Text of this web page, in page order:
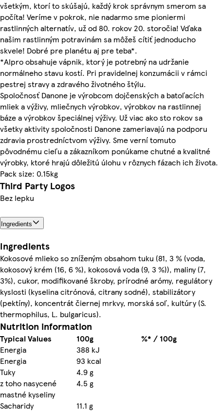
všetkým, ktorí to skúšajú, každý krok správnym smerom sa
počíta! Veríme v pokrok, nie nadarmo sme pioniermi
rastlinných alternatív, už od 80. rokov 20. storočia! Vďaka
našim rastlinným potravinám sa môžeš cítiť jednoducho
skvele! Dobré pre planétu aj pre teba*.
*Alpro obsahuje vápnik, ktorý je potrebný na udržanie
normálneho stavu kostí. Pri pravidelnej konzumácii v rámci
pestrej stravy a zdravého životného štýlu.
Spoločnosť Danone je výrobcom dojčenských a batoľacích
mliek a výživy, mliečnych výrobkov, výrobkov na rastlinnej
báze a výrobkov špeciálnej výživy. Už viac ako sto rokov sa
všetky aktivity spoločnosti Danone zameriavajú na podporu
zdravia prostredníctvom výživy. Sme verní tomuto
pôvodnému cieľu a zákazníkom ponúkame chutné a kvalitné
výrobky, ktoré hrajú dôležitú úlohu v rôznych fázach ich života.
Pack size: 0.15kg
Third Party Logos
Bez lepku
Ingredients
Ingredients
Kokosové mlieko so zníženým obsahom tuku (81, 3 % (voda,
kokosový krém (16, 6 %), kokosová voda (9, 3 %)), maliny (7,
3%), cukor, modifikované škroby, prírodné arómy, regulátory
kyslosti (kyselina citrónová, citrany sodné), stabilizátory
(pektíny), koncentrát čiernej mrkvy, morská soľ, kultúry (S.
thermophilus, L. bulgaricus).
Nutrition information
Typical Values 100g
%* / 100g
Energia
388 kJ
Energia
93 kcal
Tuky
4.9 g
z toho nasycené
mastné kyseliny
4.5 g
Sacharidy
11.1 g